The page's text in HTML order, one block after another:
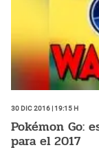
30 Dic 2016 | 19:15 h
Pokémon Go:
para el 2017